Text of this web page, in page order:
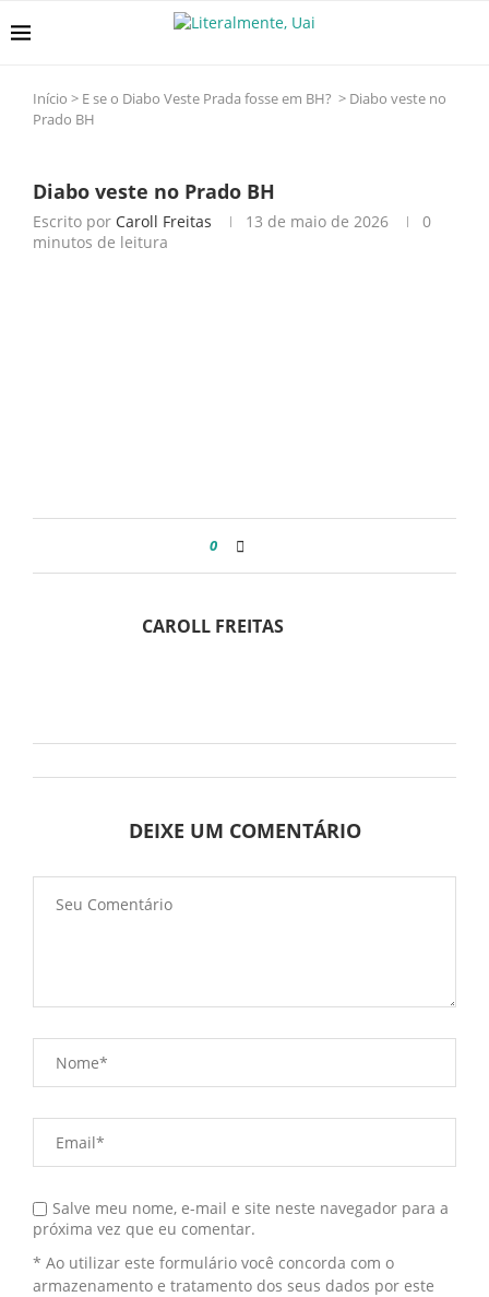
Início > E se o Diabo Veste Prada fosse em BH? > Diabo veste no
Prado BH
Diabo veste no Prado BH
Escrito por Caroll Freitas 13 de maio de 2026
0
minutos de leitura
0
CAROLL FREITAS
DEIXE UM COMENTÁRIO
Salve meu nome, e-mail e site neste navegador para a
próxima vez que eu comentar.
* Ao utilizar este formulário você concorda com o
armazenamento e tratamento dos seus dados por este